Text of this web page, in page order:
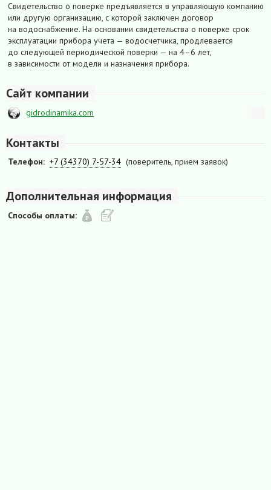
Свидетельство о поверке предъявляется в управляющую компанию
или другую организацию, с которой заключен договор
на водоснабжение. На основании свидетельства о поверке срок
эксплуатации прибора учета — водосчетчика, продлевается
до следующей периодической поверки — на 4–6 лет,
в зависимости от модели и назначения прибора.
Сайт компании
gidrodinamika.com
Контакты
Телефон: +7 (34370) 7-57-34 (поверитель, прием заявок)
Дополнительная информация
Способы оплаты: